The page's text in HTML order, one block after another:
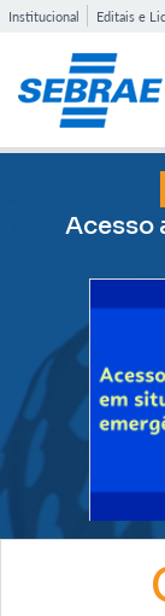
Institucional Editais e
Acesso